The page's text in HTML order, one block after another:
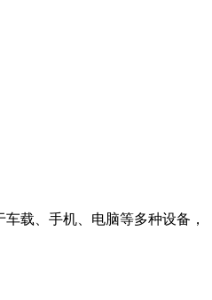
载、手机、电脑等多种设备，